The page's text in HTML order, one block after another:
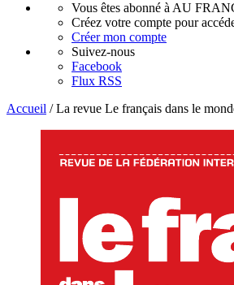
Vous êtes abonné à AU
Créez votre compte pour
Créer mon compte
Suivez-nous
Facebook
Flux RSS
Accueil /La revue Le français dans le